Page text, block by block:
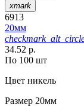
xmark
6913
20мм
34.52 р.
По 100 шт
Цвет никель
Размер 20мм